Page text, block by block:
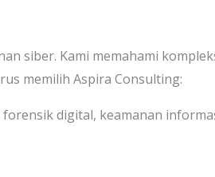
siber. Kami memahami
memilih Aspira Consulting:
digital, keamanan